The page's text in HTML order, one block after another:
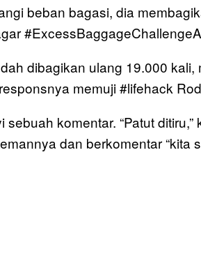
beban bagasi, dia
dibagikan ulang 19.000
memuji #lifehack
sebuah komentar. “Patut
dan berkomentar “kita